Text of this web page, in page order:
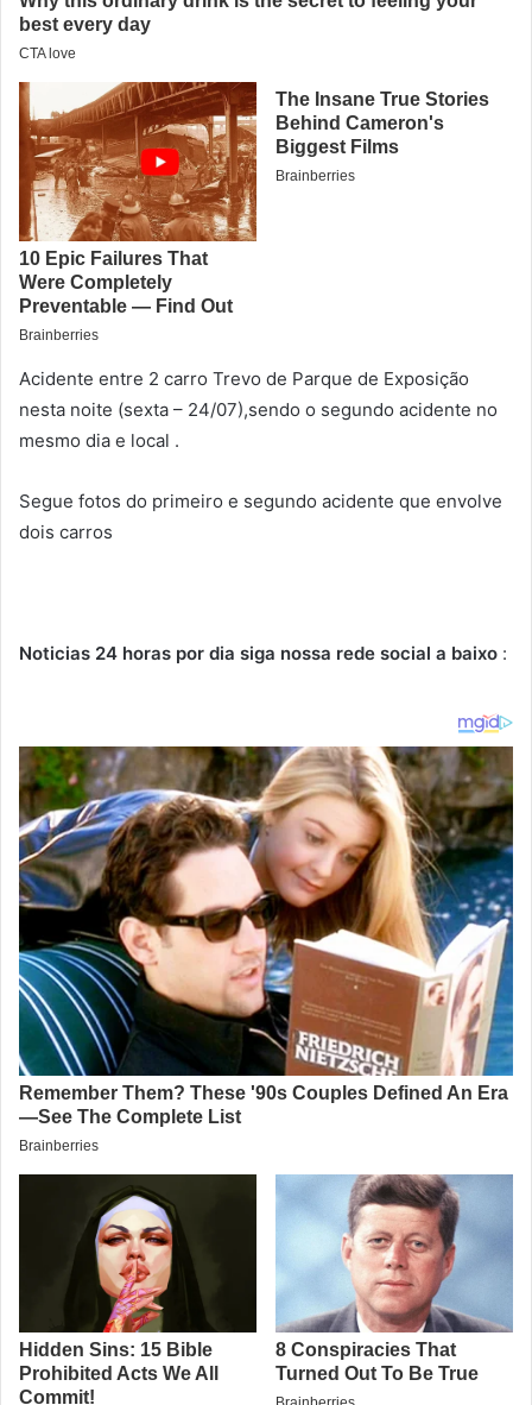
Acidente entre 2 carro Trevo de Parque de Exposição
nesta noite (sexta – 24/07),sendo o segundo acidente no
mesmo dia e local .
Segue fotos do primeiro e segundo acidente que envolve
dois carros
Noticias 24 horas por dia siga nossa rede social a baixo :